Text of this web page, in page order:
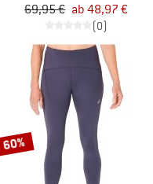
69,95 € ab 48,97 €
(0)
60%